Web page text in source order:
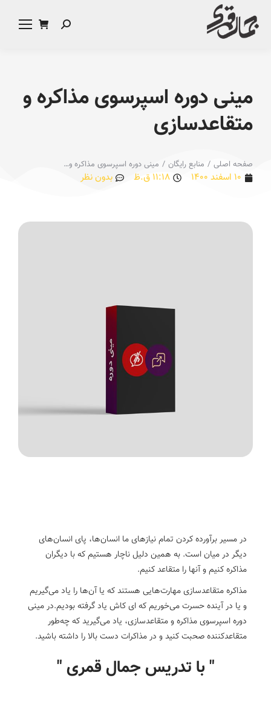
مینی دوره اسپرسوی مذاکره و
متقاعدسازی
You are here:
صفحه اصلی منابع رایگان مینی دوره اسپرسوی مذاکره و…
۱۰ اسفند ۱۴۰۰ ۱۱:۱۸ ق.ظ بدون نظر
در مسیر برآورده کردن تمام نیازهای ما انسان‌ها، پای انسان‌های
دیگر در میان است. به همین دلیل ناچار هستیم که با دیگران
مذاکره کنیم و آنها را متقاعد کنیم.
مذاکره متقاعدسازی مهارت‌هایی هستند که یا آن‌ها را یاد می‌گیریم
و یا در آینده حسرت می‌خوریم که ای کاش یاد گرفته بودیم.در مینی
دوره اسپرسوی مذاکره و متقاعدسازی، یاد می‌گیرید که چه‌طور
متقاعدکننده صحبت کنید و در مذاکرات دست بالا را داشته باشید.
" با تدریس جمال قمری "